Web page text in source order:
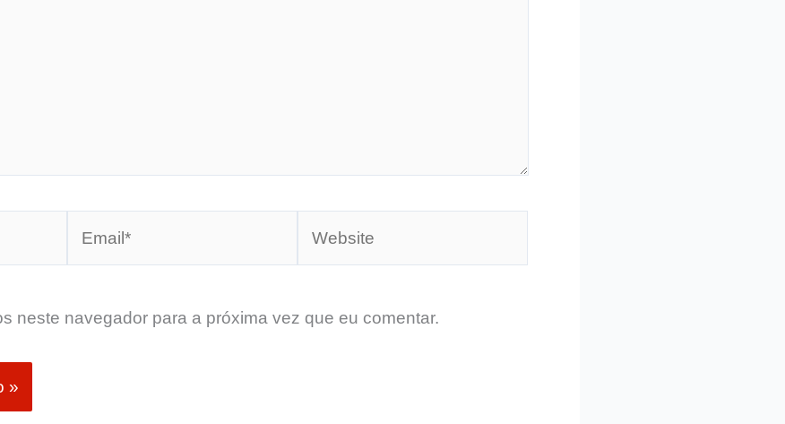
neste navegador para a próxima vez que eu comentar.